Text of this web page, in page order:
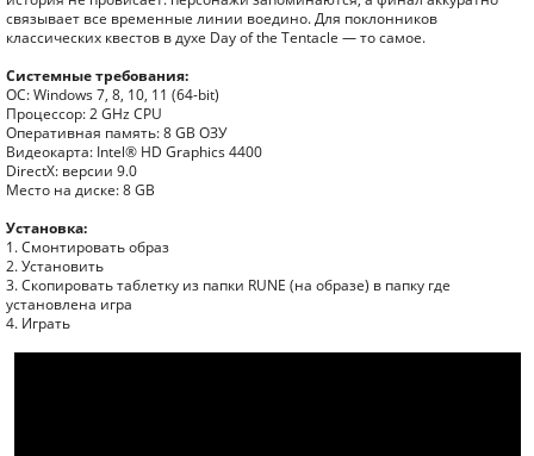
связывает все временные линии воедино. Для поклонников
классических квестов в духе Day of the Tentacle — то самое.
Системные требования:
ОС: Windows 7, 8, 10, 11 (64-bit)
Процессор: 2 GHz CPU
Оперативная память: 8 GB ОЗУ
Видеокарта: Intel® HD Graphics 4400
DirectX: версии 9.0
Место на диске: 8 GB
Установка:
1. Смонтировать образ
2. Установить
3. Скопировать таблетку из папки RUNE (на образе) в папку где
установлена игра
4. Играть